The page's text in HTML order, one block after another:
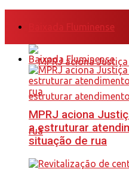
Baixada Fluminense
Baixada Fluminense
MPRJ aciona
a estruturar
situação de rua